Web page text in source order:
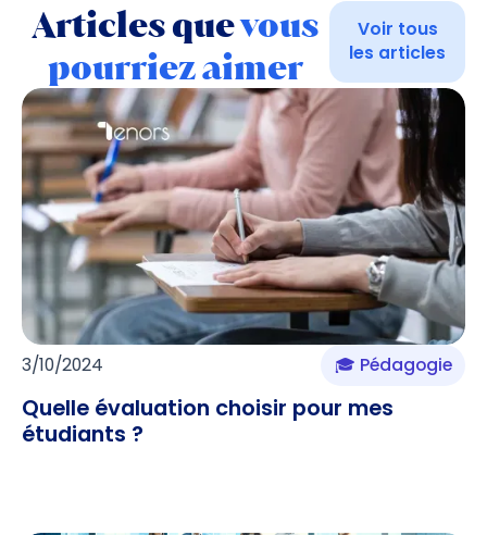
Articles quevous
pourriez aimer
Voir tous
les articles
3/10/2024 🎓 Pédagogie
Quelle évaluation choisir pour mes
étudiants ?